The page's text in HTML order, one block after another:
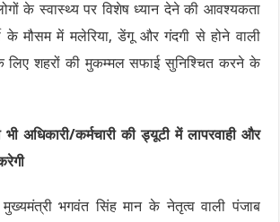
के स्वास्थ्य पर विशेष ध्यान देने की आवश्यकता
के मौसम में मलेरिया, डेंगू और गंदगी से होने वाली
के लिए शहरों की मुकम्मल सफाई सुनिश्चित करने के
अधिकारी/कर्मचारी की ड्यूटी में लापरवाही और
भगवंत सिंह मान के नेतृत्व वाली पंजाब